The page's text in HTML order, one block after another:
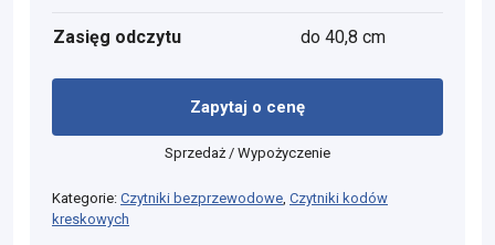
Zasięg odczytu do 40,8 cm
Zapytaj o cenę
Sprzedaż / Wypożyczenie
Kategorie: Czytniki bezprzewodowe, Czytniki kodów
kreskowych